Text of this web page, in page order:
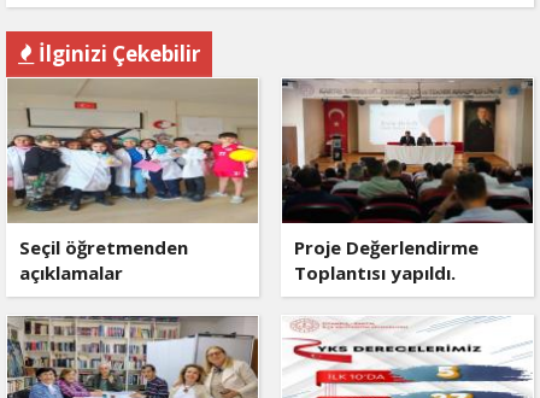
İlginizi Çekebilir
Seçil öğretmenden
açıklamalar
Proje Değerlendirme
Toplantısı yapıldı.